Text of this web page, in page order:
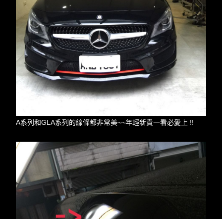
A系列和GLA系列的線條都非常美~~年輕新貴一看必愛上 !!